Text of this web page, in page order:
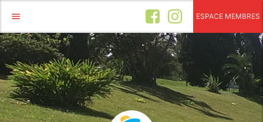
menu ESPACE MEMBRES